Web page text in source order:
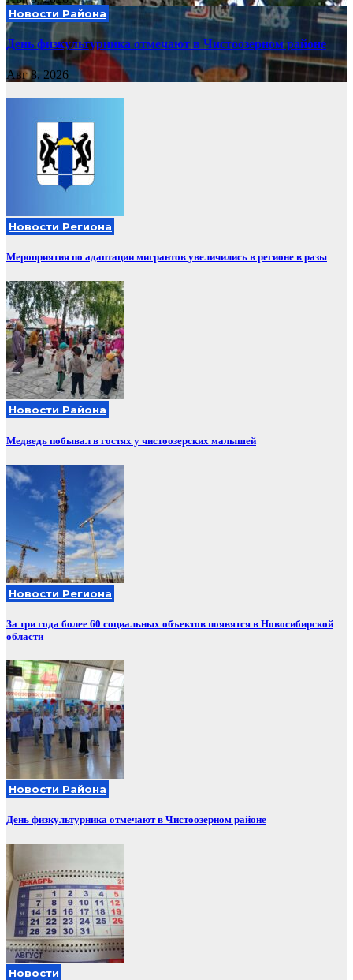
Новости Района
День физкультурника отмечают в Чистоозерном районе
Авг 8, 2026
Новости Региона
Мероприятия по адаптации мигрантов увеличились в регионе в разы
Новости Района
Медведь побывал в гостях у чистоозерских малышей
Новости Региона
За три года более 60 социальных объектов появятся в Новосибирской
области
Новости Района
День физкультурника отмечают в Чистоозерном районе
Новости